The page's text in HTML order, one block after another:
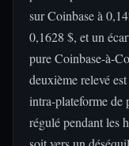
sur Coinbase à
0,1628 $, et un
pure Coinbase-à-
deuxième relevé
intra-plateforme de
régulé pendant les